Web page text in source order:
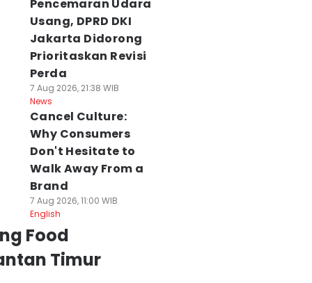
Pencemaran Udara
Usang, DPRD DKI
Jakarta Didorong
Prioritaskan Revisi
Perda
7 Aug 2026, 21:38 WIB
News
Cancel Culture:
Why Consumers
Don't Hesitate to
Walk Away From a
Brand
7 Aug 2026, 11:00 WIB
English
Food
Timur